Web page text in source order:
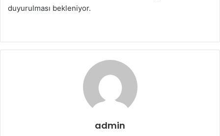
duyurulması bekleniyor.
admin